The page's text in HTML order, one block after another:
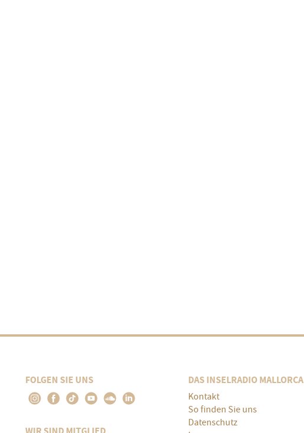
FOLGEN SIE UNS DAS INSELRADIO MALLORCA
Kontakt
So finden Sie uns
Datenschutz